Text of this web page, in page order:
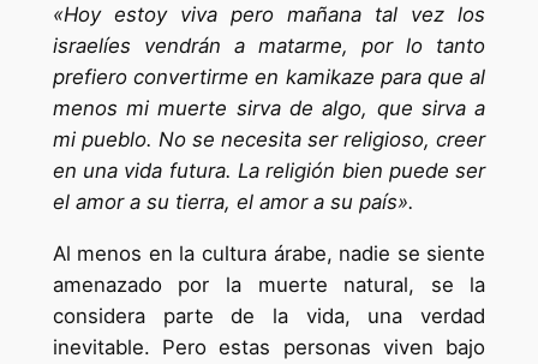
«Hoy estoy viva pero mañana tal vez los
israelíes vendrán a matarme, por lo tanto
prefiero convertirme en kamikaze para que al
menos mi muerte sirva de algo, que sirva a
mi pueblo. No se necesita ser religioso, creer
en una vida futura. La religión bien puede ser
el amor a su tierra, el amor a su país».
Al menos en la cultura árabe, nadie se siente
amenazado por la muerte natural, se la
considera parte de la vida, una verdad
inevitable. Pero estas personas viven bajo